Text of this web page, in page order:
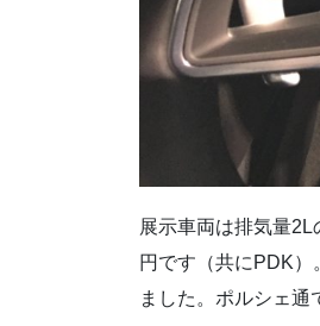
展示車両は排気量
円です（共にPDK
ました。ポルシェ